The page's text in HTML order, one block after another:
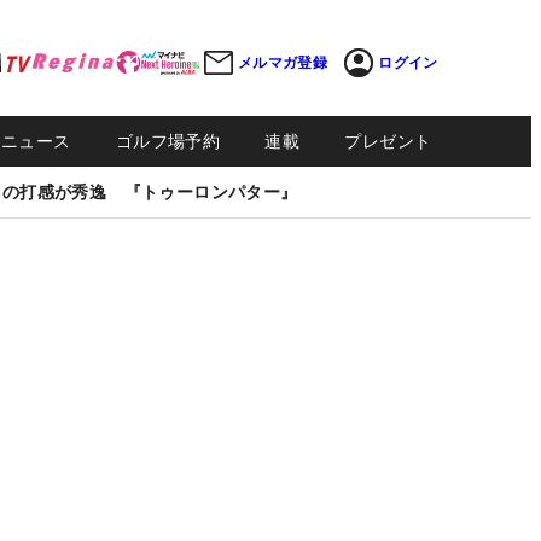
メルマガ登録 ログイン
ュース ゴルフ場予約 連載 プレゼント
打感が秀逸 『トゥーロンパター』